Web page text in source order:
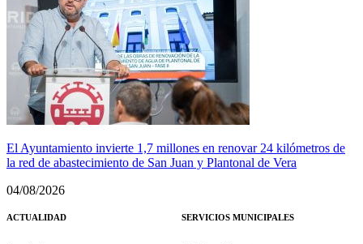
El Ayuntamiento invierte 1,7 millones en renovar 24 kilómetros de
la red de abastecimiento de San Juan y Plantonal de Vera
04/08/2026
ACTUALIDAD SERVICIOS MUNICIPALES